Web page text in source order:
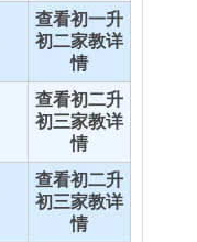
查看初一升
初二家教详
情
查看初二升
初三家教详
情
查看初二升
初三家教详
情